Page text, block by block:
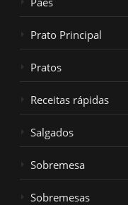
Prato Principal
Pratos
Receitas rápidas
Salgados
Sobremesa
Sobremesas